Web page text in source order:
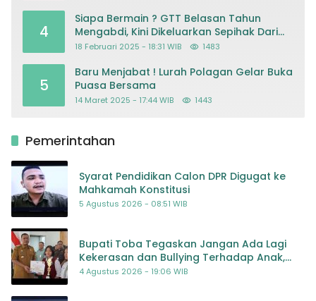
4
Siapa Bermain ? GTT Belasan Tahun
Mengabdi, Kini Dikeluarkan Sepihak Dari
Dapodik
18 Februari 2025 - 18:31 WIB 1483
5
Baru Menjabat ! Lurah Polagan Gelar Buka
Puasa Bersama
14 Maret 2025 - 17:44 WIB 1443
Pemerintahan
Syarat Pendidikan Calon DPR Digugat ke
Mahkamah Konstitusi
5 Agustus 2026 - 08:51 WIB
Bupati Toba Tegaskan Jangan Ada Lagi
Kekerasan dan Bullying Terhadap Anak,
Dorong Kolaborasi Seluruh Pihak
4 Agustus 2026 - 19:06 WIB